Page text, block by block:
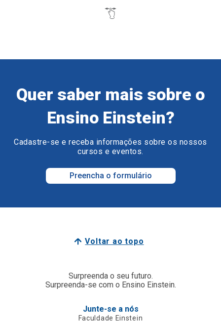
Quer saber mais sobre o
Ensino Einstein?
Cadastre-se e receba informações sobre os nossos
cursos e eventos.
Preencha o formulário
Voltar ao topo
Surpreenda o seu futuro.
Surpreenda-se com o Ensino Einstein.
Junte-se a nós
Faculdade Einstein